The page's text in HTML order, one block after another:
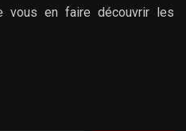
en faire découvrir les